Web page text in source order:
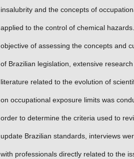
insalubrity and the concepts of
applied to the control of chemical
objective of assessing the concepts and
of Brazilian legislation, extensive
literature related to the evolution of
on occupational exposure limits was
order to determine the criteria used to
update Brazilian standards, interviews
with professionals directly related to the